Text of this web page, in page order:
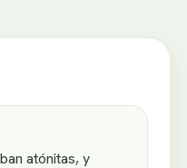
atónitas, y